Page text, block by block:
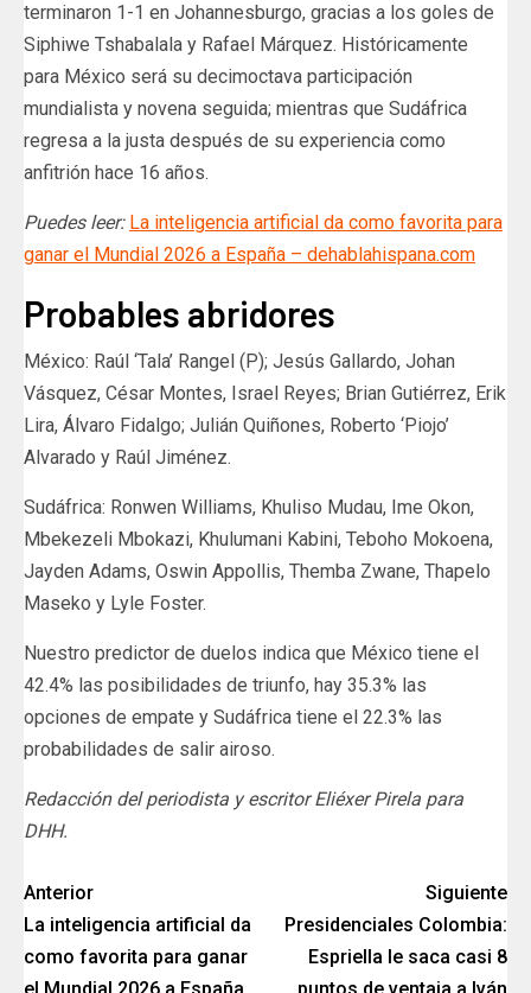
terminaron 1-1 en Johannesburgo, gracias a los goles de
Siphiwe Tshabalala y Rafael Márquez. Históricamente
para México será su decimoctava participación
mundialista y novena seguida; mientras que Sudáfrica
regresa a la justa después de su experiencia como
anfitrión hace 16 años.
Puedes leer: La inteligencia artificial da como favorita para
ganar el Mundial 2026 a España – dehablahispana.com
Probables abridores
México: Raúl ‘Tala’ Rangel (P); Jesús Gallardo, Johan
Vásquez, César Montes, Israel Reyes; Brian Gutiérrez, Erik
Lira, Álvaro Fidalgo; Julián Quiñones, Roberto ‘Piojo’
Alvarado y Raúl Jiménez.
Sudáfrica: Ronwen Williams, Khuliso Mudau, Ime Okon,
Mbekezeli Mbokazi, Khulumani Kabini, Teboho Mokoena,
Jayden Adams, Oswin Appollis, Themba Zwane, Thapelo
Maseko y Lyle Foster.
Nuestro predictor de duelos indica que México tiene el
42.4% las posibilidades de triunfo, hay 35.3% las
opciones de empate y Sudáfrica tiene el 22.3% las
probabilidades de salir airoso.
Redacción del periodista y escritor Eliéxer Pirela para
DHH.
Anterior
La inteligencia artificial da
como favorita para ganar
Siguiente
Presidenciales Colombia:
Espriella le saca casi 8